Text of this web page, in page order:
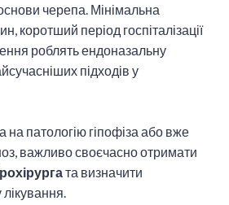
черепа. Мінімальна
коротший період госпіталізації
роблять ендоназальну
підходів у
на патологію гіпофіза або вже
важливо своєчасно отримати
та визначити